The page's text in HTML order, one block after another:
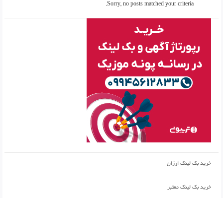
Sorry, no posts matched your criteria.
خرید بک لینک ارزان
خرید بک لینک معتبر